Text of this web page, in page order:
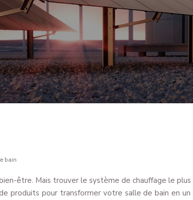
bain
être. Mais trouver le système de chauffage le
produits pour transformer votre salle de bain en